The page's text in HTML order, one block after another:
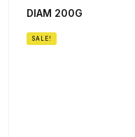
DIAM 200G
SALE!